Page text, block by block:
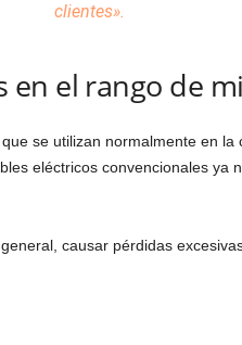
clientes».
en el rango de
se utilizan normalmente en la
eléctricos convencionales ya
causar pérdidas